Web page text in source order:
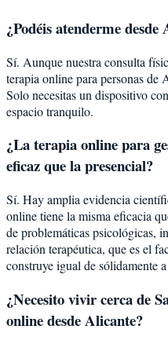
¿Podéis atenderme desde
Sí. Aunque nuestra consulta
terapia online para personas de
Solo necesitas un dispositivo
espacio tranquilo.
¿La terapia online para
eficaz que la presencial?
Sí. Hay amplia evidencia
online tiene la misma eficacia
de problemáticas psicológicas,
relación terapéutica, que es el
construye igual de sólidamente
¿Necesito vivir cerca de
online desde Alicante?